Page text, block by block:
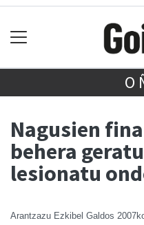
Nagusien
behera
lesionatu
Arantzazu Ezkibel Galdos